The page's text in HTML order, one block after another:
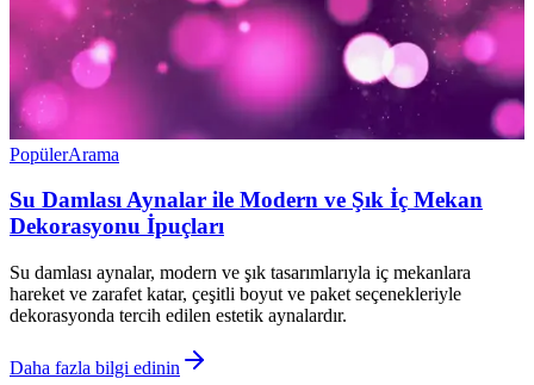
PopülerArama
Su Damlası Aynalar ile Modern ve Şık İç Mekan
Dekorasyonu İpuçları
Su damlası aynalar, modern ve şık tasarımlarıyla iç mekanlara
hareket ve zarafet katar, çeşitli boyut ve paket seçenekleriyle
dekorasyonda tercih edilen estetik aynalardır.
Daha fazla bilgi edinin